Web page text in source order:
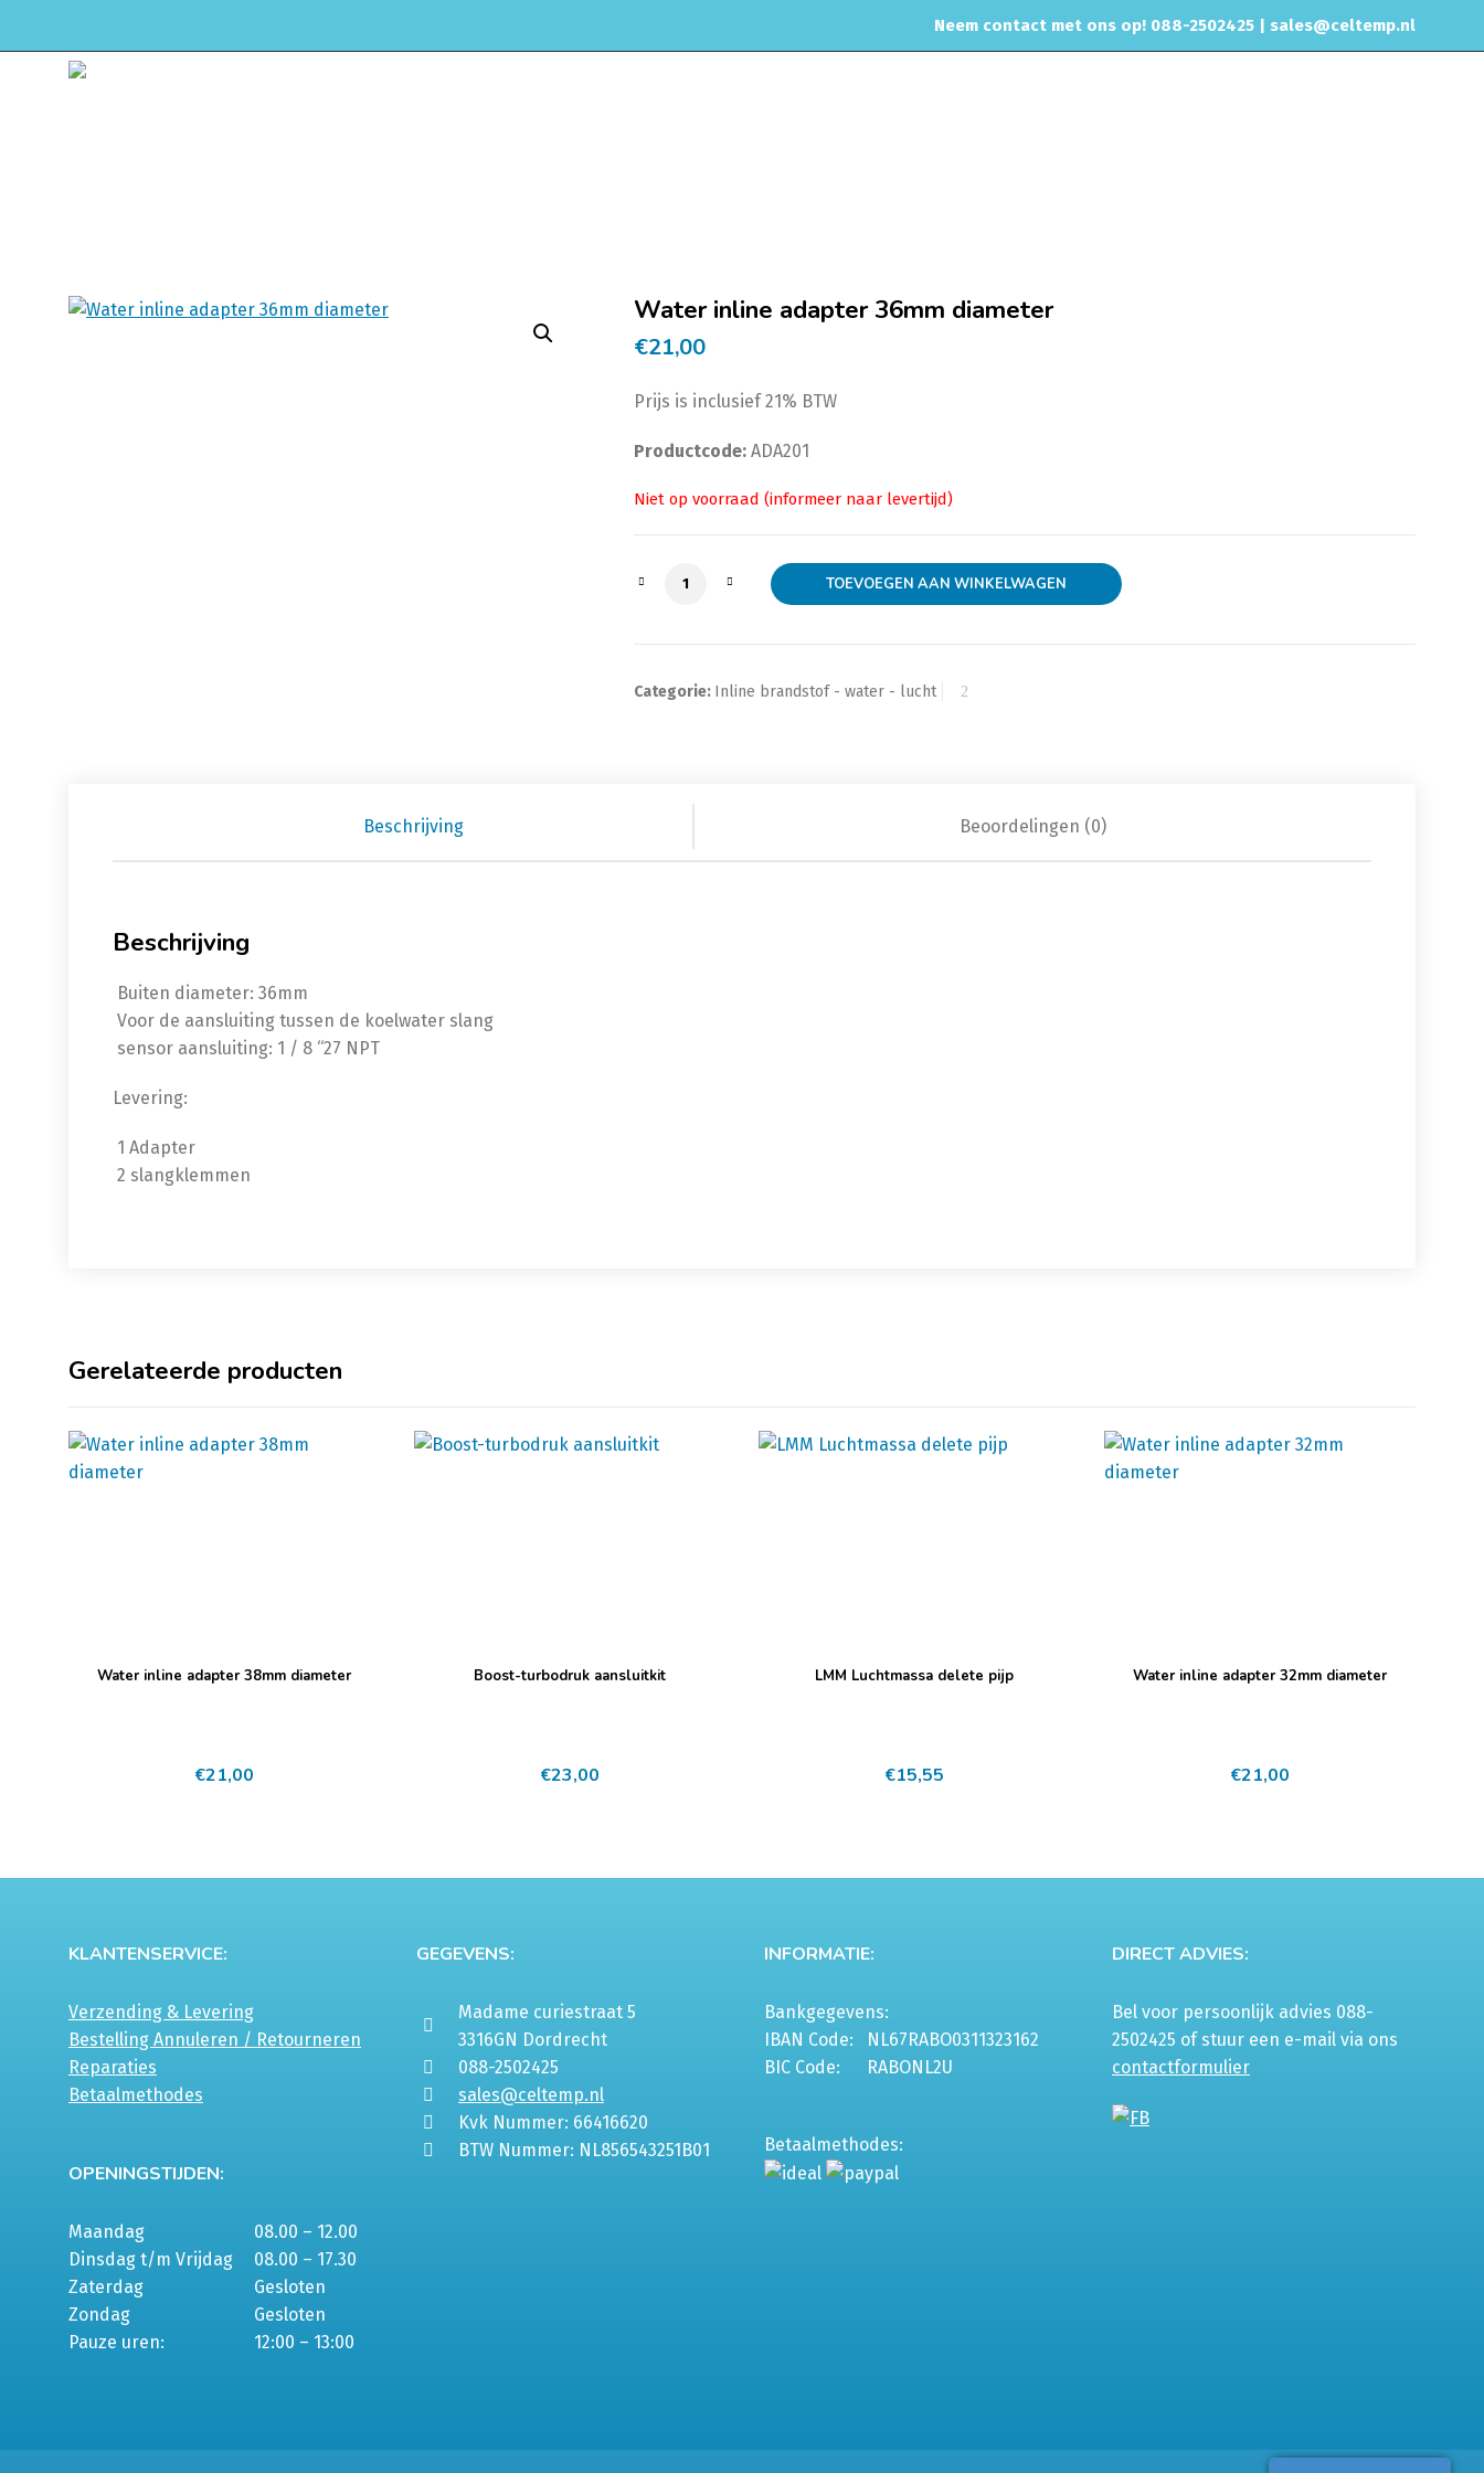
Neem contact met ons op! 088-2502425 | sales@celtemp.nl
Water inline adapter 36mm diameter
€21,00
Prijs is inclusief 21% BTW
Productcode:ADA201
Water inline adapter 36mm diameter aantal
TOEVOEGEN AAN WINKELWAGEN
Categorie: Inline brandstof - water - lucht
Beschrijving Beoordelingen (0)
Beschrijving
 Buiten diameter: 36mm
 Voor de aansluiting tussen de koelwater slang
 sensor aansluiting: 1 / 8 “27 NPT
Levering:
 1 Adapter
 2 slangklemmen
Gerelateerde producten
Water inline adapter 38mm diameter
€21,00
Boost-turbodruk aansluitkit
€23,00
LMM Luchtmassa delete pijp
€15,55
Water inline adapter 32mm diameter
€21,00
KLANTENSERVICE:
Verzending & Levering
Bestelling Annuleren / Retourneren
Reparaties
Betaalmethodes
OPENINGSTIJDEN:
Maandag
08.00 – 12.00
Dinsdag t/m Vrijdag
08.00 – 17.30
Zaterdag
Gesloten
Zondag
Gesloten
Pauze uren:
12:00 – 13:00
GEGEVENS:
Madame curiestraat 5
3316GN Dordrecht
088-2502425
sales@celtemp.nl
Kvk Nummer: 66416620
BTW Nummer: NL856543251B01
INFORMATIE:
Bankgegevens:
IBAN Code:
NL67RABO0311323162
BIC Code:
RABONL2U
Betaalmethodes:
DIRECT ADVIES:
Bel voor persoonlijk advies 088-
2502425 of stuur een e-mail via ons
contactformulier